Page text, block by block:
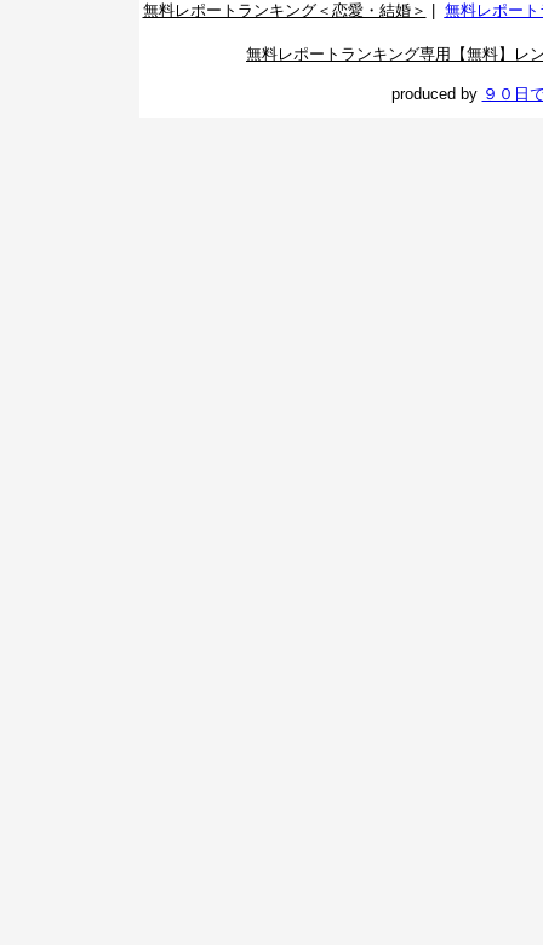
無料レポートランキング＜恋愛・結婚＞
無料レポー
無料レポートランキング専用【無料】レ
produced by ９０日